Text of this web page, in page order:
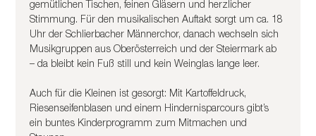
gemütlichen Tischen, feinen Gläsern und herzlicher
Stimmung. Für den musikalischen Auftakt sorgt um ca. 18
Uhr der Schlierbacher Männerchor, danach wechseln sich
Musikgruppen aus Oberösterreich und der Steiermark ab
– da bleibt kein Fuß still und kein Weinglas lange leer.
Auch für die Kleinen ist gesorgt: Mit Kartoffeldruck,
Riesenseifenblasen und einem Hindernisparcours gibt’s
ein buntes Kinderprogramm zum Mitmachen und